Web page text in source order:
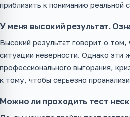
приблизить к пониманию реальной
У меня высокий результат.
Высокий результат говорит о
ситуации неверности. Однако эти
профессионального выгорания,
к тому, чтобы серьёзно
Можно ли проходить тест